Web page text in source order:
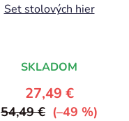
Set stolových hier
SKLADOM
27,49 €
54,49 € (–49 %)